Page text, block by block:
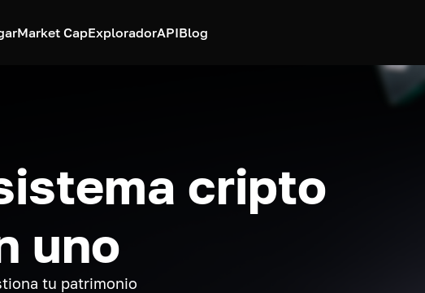
Market CapExploradorAPIBlog
cripto
uno
tu patrimonio